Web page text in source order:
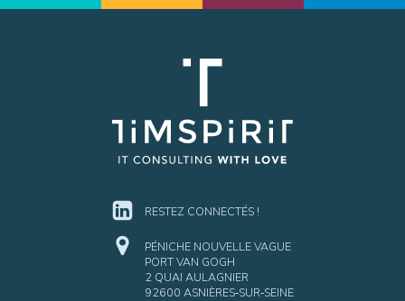
RESTEZ CONNECTÉS !
PÉNICHE NOUVELLE VAGUE
PORT VAN GOGH
2 QUAI AULAGNIER
92600 ASNIÈRES‑SUR‑SEINE